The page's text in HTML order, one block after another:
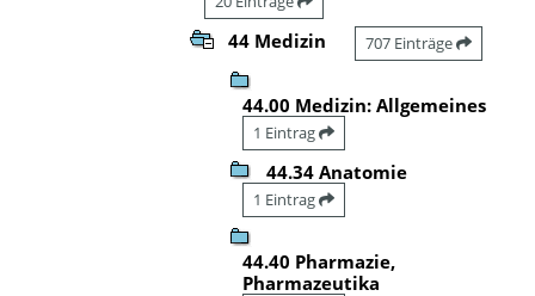
44 Medizin 707 Einträge
44.00 Medizin: Allgemeines
1 Eintrag
44.34 Anatomie
1 Eintrag
44.40 Pharmazie,
Pharmazeutika